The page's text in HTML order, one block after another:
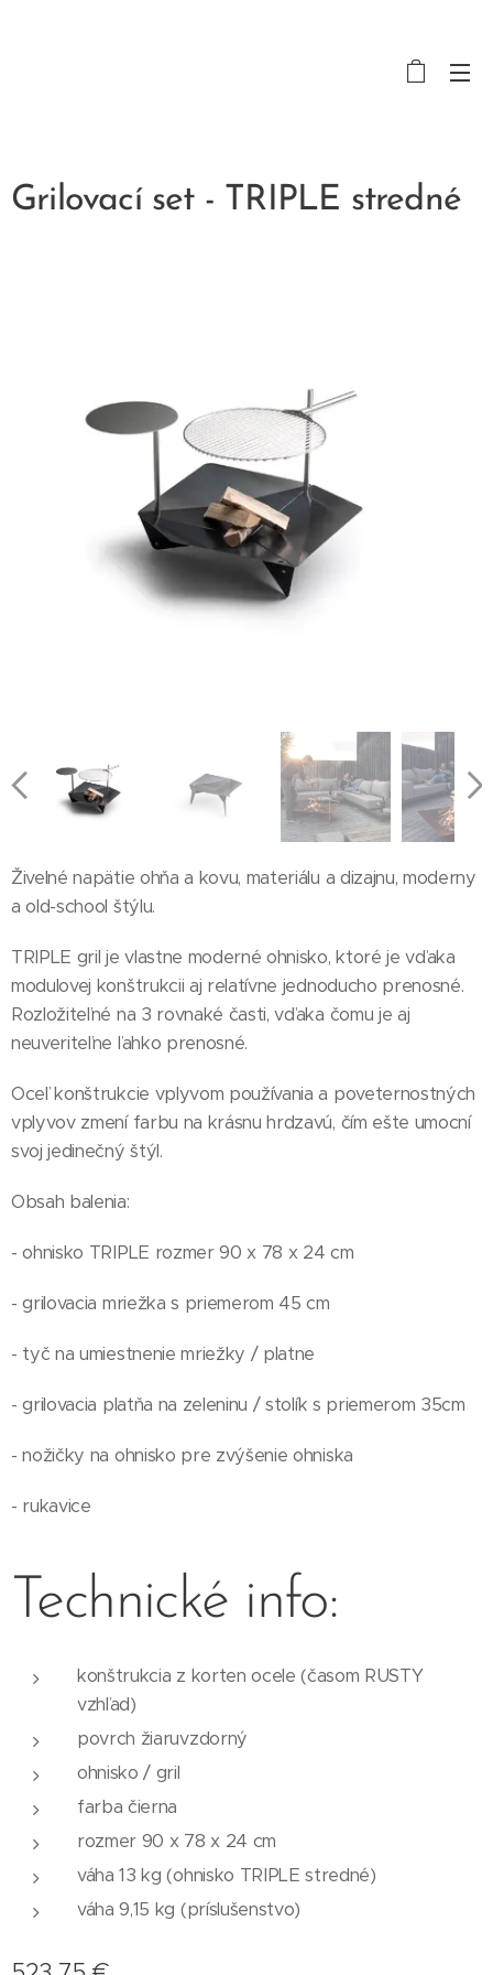
Grilovací set - TRIPLE stredné
Živelné napätie ohňa a kovu, materiálu a dizajnu, moderny
a old-school štýlu.
TRIPLE gril je vlastne moderné ohnisko, ktoré je vďaka
modulovej konštrukcii aj relatívne jednoducho prenosné.
Rozložiteľné na 3 rovnaké časti, vďaka čomu je aj
neuveriteľne ľahko prenosné.
Oceľ konštrukcie vplyvom používania a poveternostných
vplyvov zmení farbu na krásnu hrdzavú, čím ešte umocní
svoj jedinečný štýl.
Obsah balenia:
- ohnisko TRIPLE rozmer 90 x 78 x 24 cm
- grilovacia mriežka s priemerom 45 cm
- tyč na umiestnenie mriežky / platne
- grilovacia platňa na zeleninu / stolík s priemerom 35cm
- nožičky na ohnisko pre zvýšenie ohniska
- rukavice
Technické info:
konštrukcia z korten ocele (časom RUSTY
vzhľad)
povrch žiaruvzdorný
ohnisko / gril
farba čierna
rozmer 90 x 78 x 24 cm
váha 13 kg (ohnisko TRIPLE stredné)
váha 9,15 kg (príslušenstvo)